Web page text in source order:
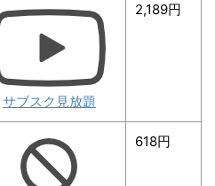
サブスク見放題
2,189円
618円